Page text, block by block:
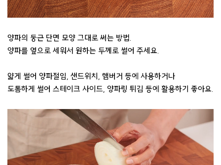
양파의 둥근 단면 모양 그대로 써는 방법.
양파를 옆으로 세워서 원하는 두께로 썰어 주세요.
얇게 썰어 양파절임, 샌드위치, 햄버거 등에 사용하거나
도톰하게 썰어 스테이크 사이드, 양파링 튀김 등에 활용하기 좋아요.